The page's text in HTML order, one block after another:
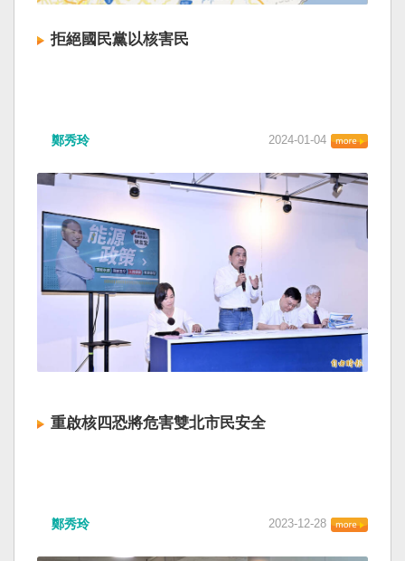
拒絕國民黨以核害民
鄭秀玲 2024-01-04
重啟核四恐將危害雙北市民安全
鄭秀玲 2023-12-28